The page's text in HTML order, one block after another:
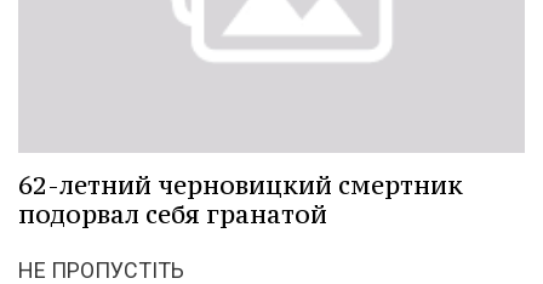
62-летний черновицкий смертник
подорвал себя гранатой
НЕ ПРОПУСТІТЬ